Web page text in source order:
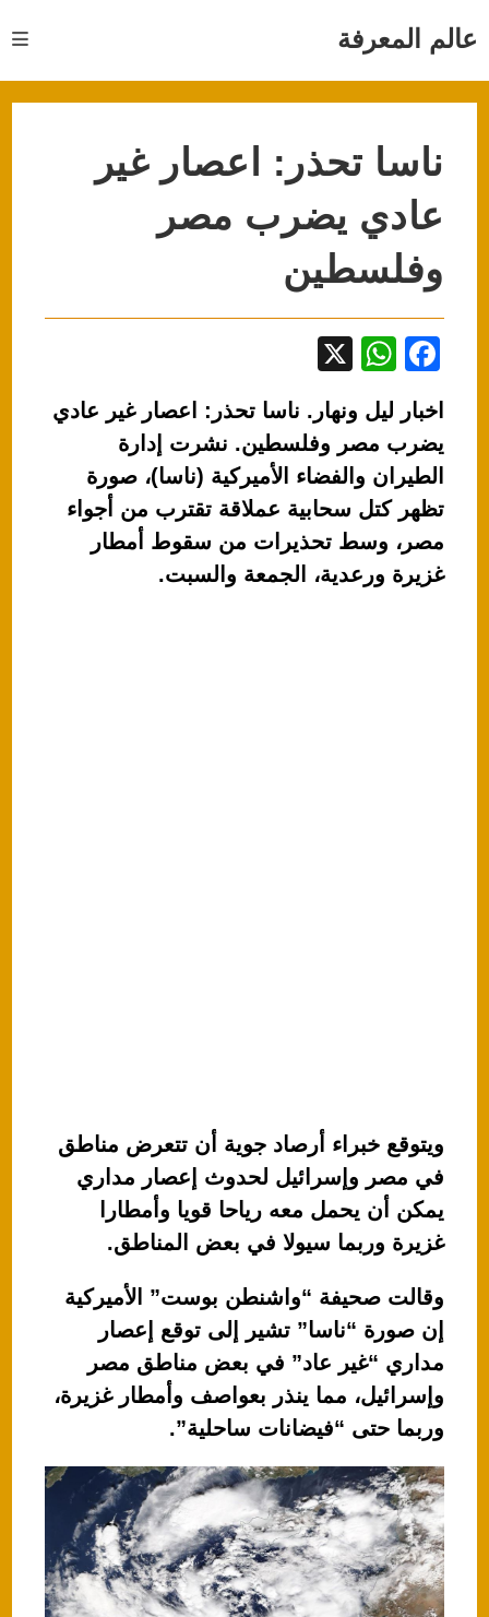
عالم المعرفة
ناسا تحذر: اعصار غير
عادي يضرب مصر
وفلسطين
F
c
e
b
o
o
k
W
at
s
A
p
p
اخبار ليل ونهار. ناسا تحذر: اعصار غير عادي
يضرب مصر وفلسطين. نشرت إدارة
الطيران والفضاء الأميركية (ناسا)، صورة
تظهر كتل سحابية عملاقة تقترب من أجواء
مصر، وسط تحذيرات من سقوط أمطار
غزيرة ورعدية، الجمعة والسبت.
ويتوقع خبراء أرصاد جوية أن تتعرض مناطق
في مصر وإسرائيل لحدوث إعصار مداري
يمكن أن يحمل معه رياحا قويا وأمطارا
غزيرة وربما سيولا في بعض المناطق.
وقالت صحيفة “واشنطن بوست” الأميركية
إن صورة “ناسا” تشير إلى توقع إعصار
مداري “غير عاد” في بعض مناطق مصر
وإسرائيل، مما ينذر بعواصف وأمطار غزيرة،
وربما حتى “فيضانات ساحلية”.